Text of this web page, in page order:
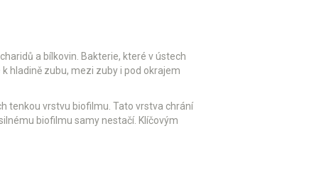
a bílkovin. Bakterie, které v ústech
hladině zubu, mezi zuby i pod okrajem
tenkou vrstvu biofilmu. Tato vrstva chrání
biofilmu samy nestačí. Klíčovým